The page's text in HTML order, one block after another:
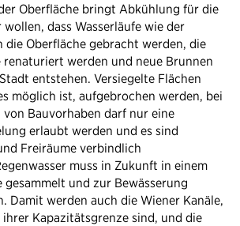
Oberfläche bringt Abkühlung für die
dass Wasserläufe wie der
die Oberfläche gebracht werden, die
renaturiert werden und neue Brunnen
entstehen. Versiegelte Flächen
möglich ist, aufgebrochen werden, bei
Bauvorhaben darf nur eine
erlaubt werden und es sind
Freiräume verbindlich
muss in Zukunft in einem
gesammelt und zur Bewässerung
Damit werden auch die Wiener Kanäle,
Kapazitätsgrenze sind, und die